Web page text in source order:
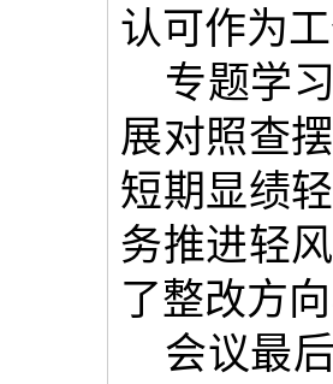
认可作为
专题学
展对照查
短期显绩
务推进轻
了整改方
会议最